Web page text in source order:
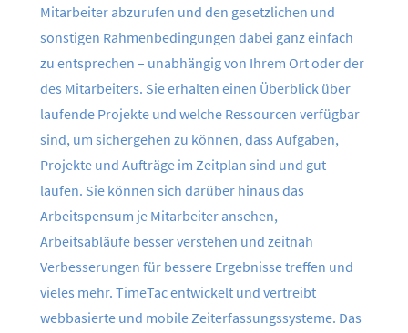
Mitarbeiter abzurufen und den gesetzlichen und
sonstigen Rahmenbedingungen dabei ganz einfach
zu entsprechen – unabhängig von Ihrem Ort oder der
des Mitarbeiters. Sie erhalten einen Überblick über
laufende Projekte und welche Ressourcen verfügbar
sind, um sichergehen zu können, dass Aufgaben,
Projekte und Aufträge im Zeitplan sind und gut
laufen. Sie können sich darüber hinaus das
Arbeitspensum je Mitarbeiter ansehen,
Arbeitsabläufe besser verstehen und zeitnah
Verbesserungen für bessere Ergebnisse treffen und
vieles mehr. TimeTac entwickelt und vertreibt
webbasierte und mobile Zeiterfassungssysteme. Das